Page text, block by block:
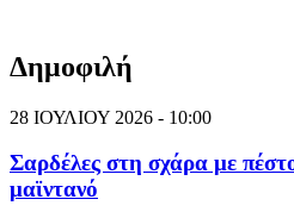
Δημοφιλή
28 ΙΟΥΛΙΟΥ 2026 - 10:00
Σαρδέλες στη σχάρα με
μαϊντανό